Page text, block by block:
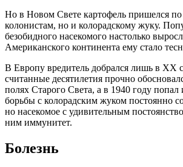
Но в Новом Свете картофель пришелся по
колонистам, но и колорадскому жуку.
безобидного насекомого настолько
Американского континента ему стало
В Европу вредитель добрался лишь в XX
считанные десятилетия прочно
полях Старого Света, а в 1940 году
борьбы с колорадским жуком постоянно
но насекомое с удивительным
ним иммунитет.
Болезнь